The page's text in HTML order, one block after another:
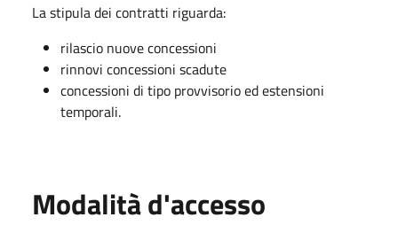
La stipula dei contratti riguarda:
rilascio nuove concessioni
rinnovi concessioni scadute
concessioni di tipo provvisorio ed estensioni
temporali.
Modalità d'accesso